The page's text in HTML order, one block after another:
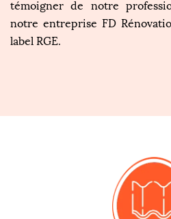
témoigner de notre
notre entreprise FD
label RGE.